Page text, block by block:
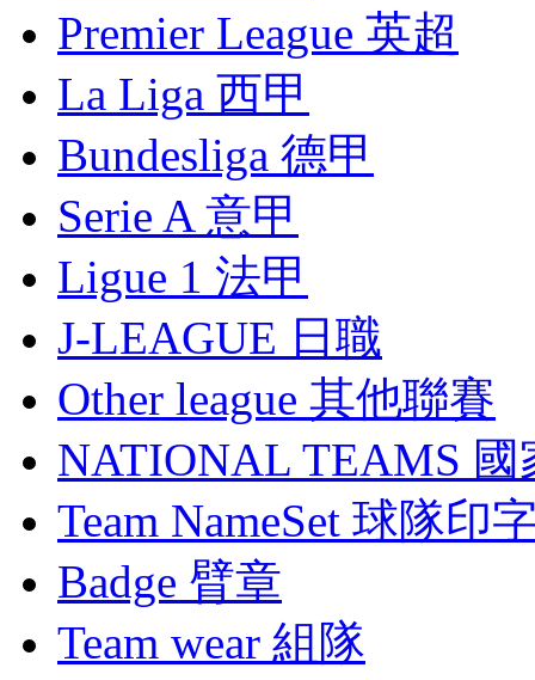
Premier League 英超
La Liga 西甲
Bundesliga 德甲
Serie A 意甲
Ligue 1 法甲
J-LEAGUE 日職
Other league 其他聯賽
NATIONAL TEAMS 國
Team NameSet 球隊印
Badge 臂章
Team wear 組隊